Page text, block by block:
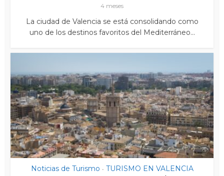
4 meses
La ciudad de Valencia se está consolidando como
uno de los destinos favoritos del Mediterráneo...
Noticias de Turismo • TURISMO EN VALENCIA